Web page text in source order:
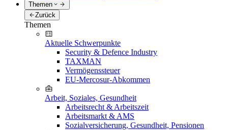
Themen
Zurück
Themen
Aktuelle Schwerpunkte
Security & Defence Industry
TAXMAN
Vermögenssteuer
EU-Mercosur-Abkommen
Arbeit, Soziales, Gesundheit
Arbeitsrecht & Arbeitszeit
Arbeitsmarkt & AMS
Sozialversicherung, Gesundheit, Pensionen